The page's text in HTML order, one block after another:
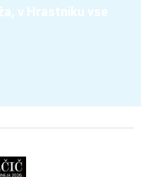
v Hrastniku vse